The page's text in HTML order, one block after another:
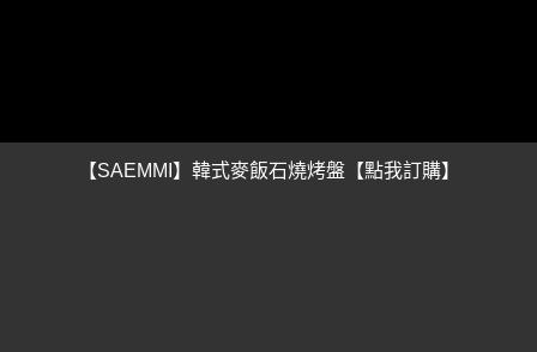
【SAEMMI】韓式麥飯石燒烤盤【點我訂購】